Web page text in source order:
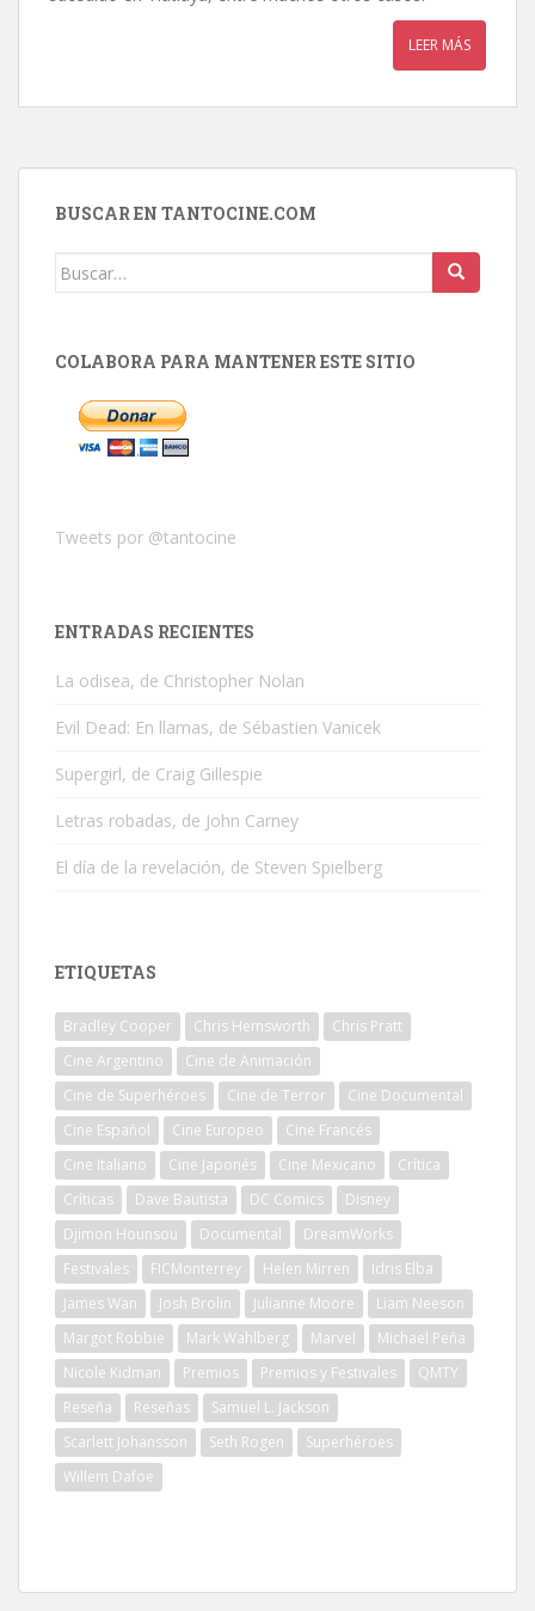
LEER MÁS
BUSCAR EN TANTOCINE.COM
Buscar:
COLABORA PARA MANTENER ESTE SITIO
Tweets por @tantocine
ENTRADAS RECIENTES
La odisea, de Christopher Nolan
Evil Dead: En llamas, de Sébastien Vanicek
Supergirl, de Craig Gillespie
Letras robadas, de John Carney
El día de la revelación, de Steven Spielberg
ETIQUETAS
Bradley Cooper Chris Hemsworth
Chris Pratt
Cine Argentino
Cine de Animación
Cine de Superhéroes
Cine de Terror
Cine Documental
Cine Español
Cine Europeo
Cine Francés
Cine Italiano
Cine Japonés Cine Mexicano
Crítica
Críticas
Dave Bautista DC Comics
Disney
Djimon Hounsou
Documental
DreamWorks
Festivales
FICMonterrey Helen Mirren
Idris Elba
James Wan
Josh Brolin Julianne Moore
Liam Neeson
Margot Robbie
Mark Wahlberg Marvel
Michael Peña
Nicole Kidman
Premios Premios y Festivales
QMTY
Reseña
Reseñas
Samuel L. Jackson
Scarlett Johansson
Seth Rogen
Superhéroes
Willem Dafoe